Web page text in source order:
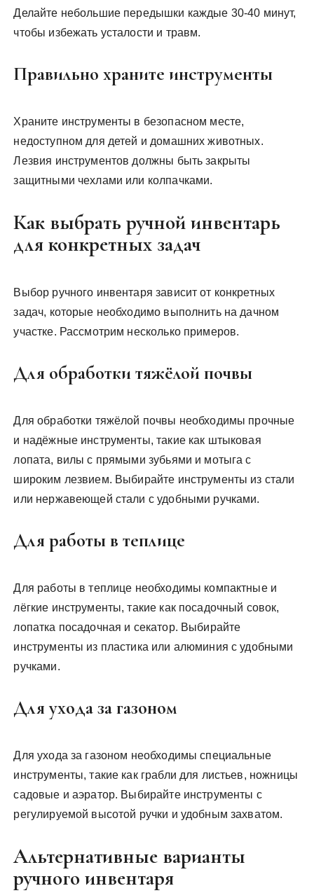
Делайте небольшие передышки каждые 30-40 минут,
чтобы избежать усталости и травм.
Правильно храните инструменты
Храните инструменты в безопасном месте,
недоступном для детей и домашних животных.
Лезвия инструментов должны быть закрыты
защитными чехлами или колпачками.
Как выбрать ручной инвентарь
для конкретных задач
Выбор ручного инвентаря зависит от конкретных
задач, которые необходимо выполнить на дачном
участке. Рассмотрим несколько примеров.
Для обработки тяжёлой почвы
Для обработки тяжёлой почвы необходимы прочные
и надёжные инструменты, такие как штыковая
лопата, вилы с прямыми зубьями и мотыга с
широким лезвием. Выбирайте инструменты из стали
или нержавеющей стали с удобными ручками.
Для работы в теплице
Для работы в теплице необходимы компактные и
лёгкие инструменты, такие как посадочный совок,
лопатка посадочная и секатор. Выбирайте
инструменты из пластика или алюминия с удобными
ручками.
Для ухода за газоном
Для ухода за газоном необходимы специальные
инструменты, такие как грабли для листьев, ножницы
садовые и аэратор. Выбирайте инструменты с
регулируемой высотой ручки и удобным захватом.
Альтернативные варианты
ручного инвентаря